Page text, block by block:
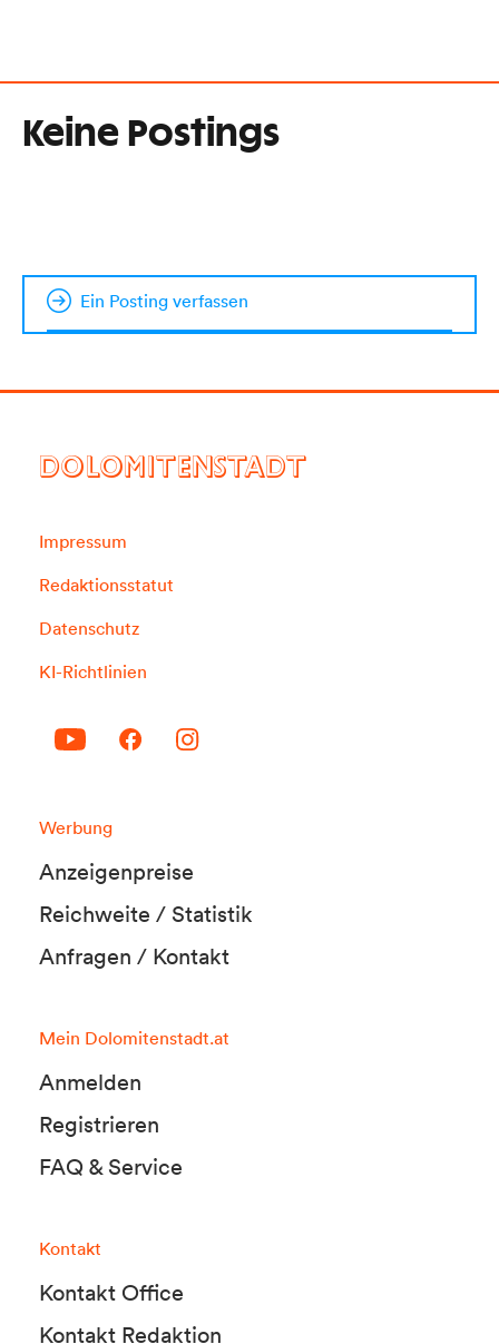
Keine Postings
Ein Posting verfassen
DOLOMITENSTADT
Impressum
Redaktionsstatut
Datenschutz
KI-Richtlinien
Werbung
Anzeigenpreise
Reichweite / Statistik
Anfragen / Kontakt
Mein Dolomitenstadt.at
Anmelden
Registrieren
FAQ & Service
Kontakt
Kontakt Office
Kontakt Redaktion